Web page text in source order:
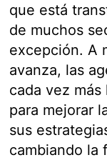
que está
de muchos
excepción. A
avanza, las
cada vez más
para mejorar
sus
cambiando la